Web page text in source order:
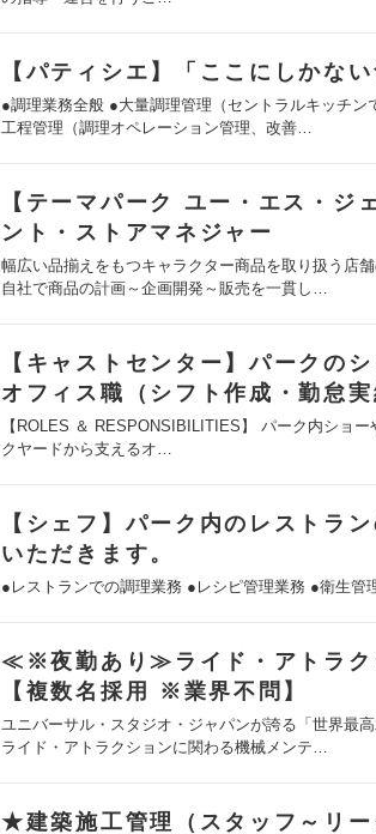
【パティシエ】「ここにしかな
●調理業務全般 ●大量調理管理（セントラルキッチ
工程管理（調理オペレーション管理、改善…
【テーマパーク ユー・エス・ジ
ント・ストアマネジャー
幅広い品揃えをもつキャラクター商品を取り扱う店
自社で商品の計画～企画開発～販売を一貫し…
【キャストセンター】パークの
オフィス職（シフト作成・勤怠実
【ROLES ＆ RESPONSIBILITIES】 パーク内ショ
クヤードから支えるオ…
【シェフ】パーク内のレストラ
いただきます。
●レストランでの調理業務 ●レシピ管理業務 ●衛生管
≪※夜勤あり≫ライド・アトラク
【複数名採用 ※業界不問】
ユニバーサル・スタジオ・ジャパンが誇る「世界最
ライド・アトラクションに関わる機械メンテ…
★建築施工管理（スタッフ～リー